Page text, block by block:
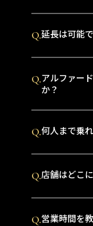
Q.延長は可能
Q.アルファー
か？
Q.何人まで乗
Q.店舗はどこ
Q.営業時間を